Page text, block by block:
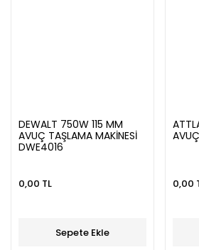
DEWALT 750W 115 MM
AVUÇ TAŞLAMA MAKİNESİ
DWE4016
0,00 TL
Sepete Ekle
0,00